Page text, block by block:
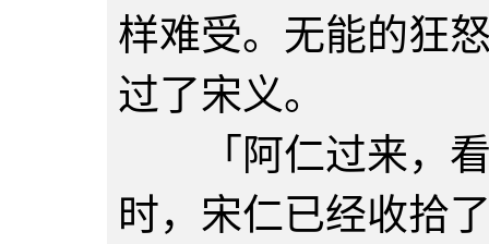
样难受。无能的狂
过了宋义。
「阿仁过来，看
时，宋仁已经收拾